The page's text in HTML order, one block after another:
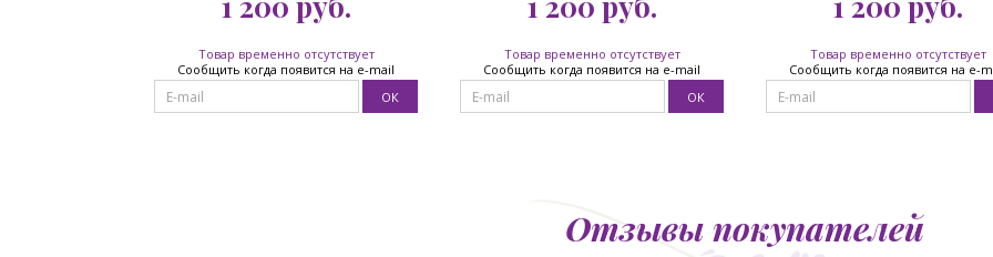
Товар временно отсутствует
Сообщить когда появится на e-mail
Товар временно отсутствует
Сообщить когда появится на e-mail
Товар временно отсутствует
Сообщить когда появится на e-
Отзывы покупателей